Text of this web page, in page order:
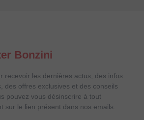
Bonzini
recevoir les dernières actus, des infos
des offres exclusives et des conseils
pouvez vous désinscrire à tout
sur le lien présent dans nos emails.